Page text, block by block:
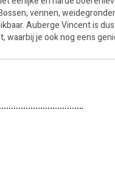
vennen,
Auberge Vincent is
je ook nog eens